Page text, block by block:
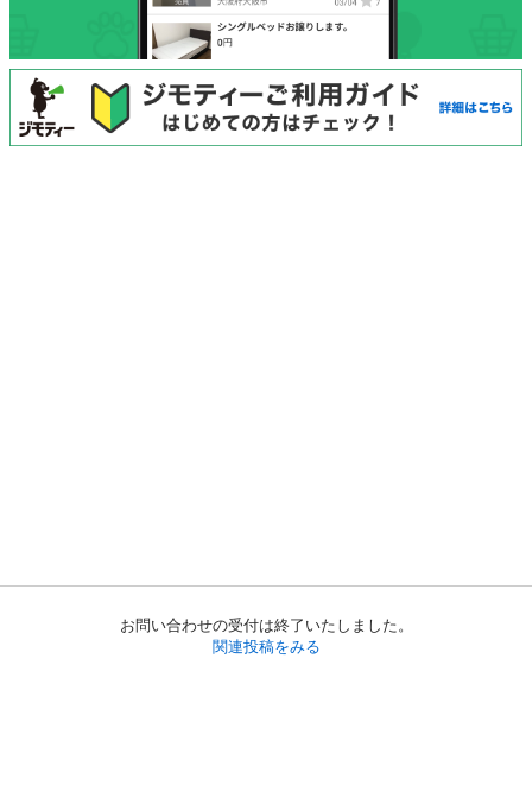
お問い合わせの受付は終了いたしました。
関連投稿をみる